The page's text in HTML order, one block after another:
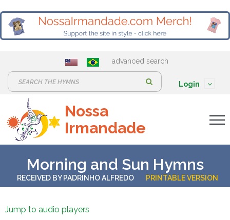
advanced search
e
a
r
:
Login
Nossa
Irmandade
Morning and Sun Hymns
RECEIVED BYPADRINHO ALFREDO PRINTABLE VERSION
Jump to audio players